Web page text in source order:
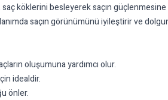
köklerini besleyerek saçın
saçın görünümünü iyileştirir ve
oluşumuna yardımcı olur.
idealdir.
önler.